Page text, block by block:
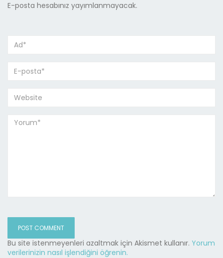
E-posta hesabınız yayımlanmayacak.
Bu site istenmeyenleri azaltmak için Akismet kullanır. Yorum
verilerinizin nasıl işlendiğini öğrenin.